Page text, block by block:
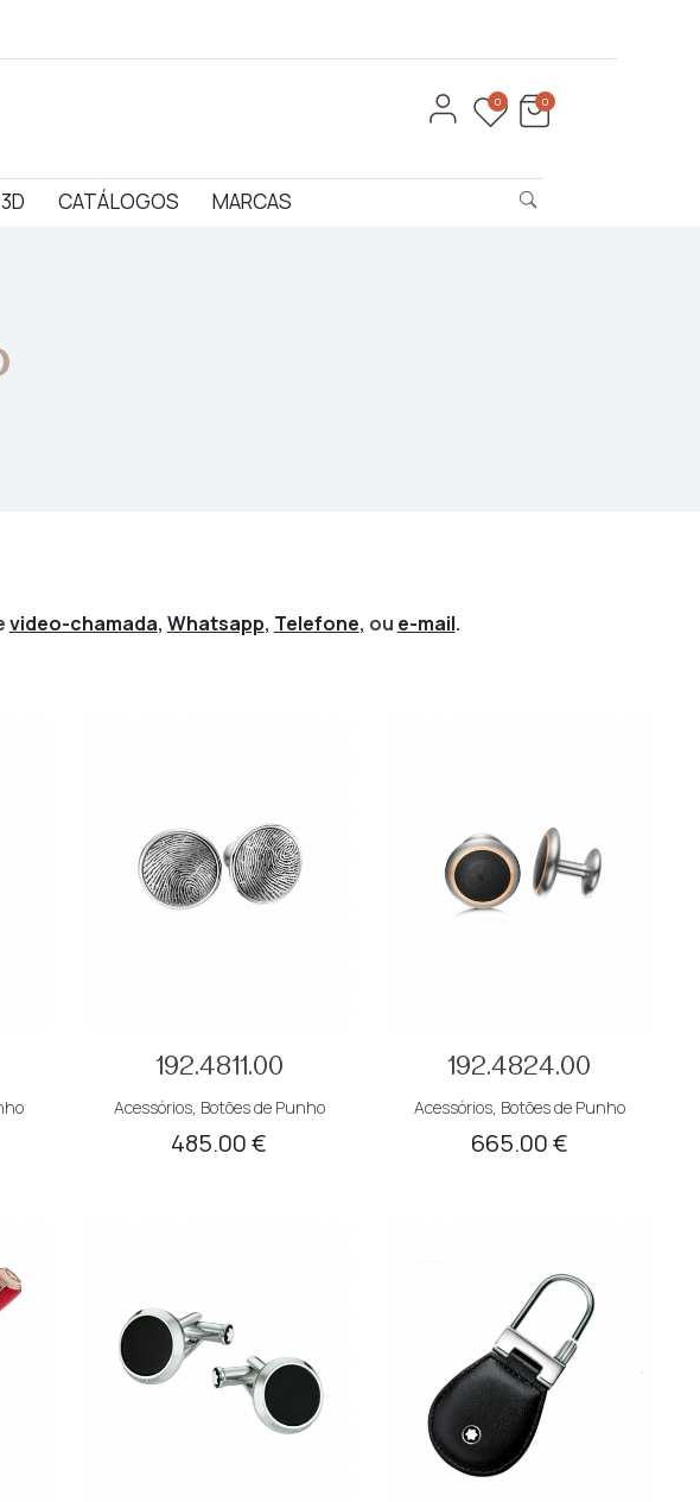
0
0
CATÁLOGOS MARCAS
video-chamada, Whatsapp, Telefone, ou e-mail.
192.4811.00
Acessórios, Botões de Punho
485.00€
192.4824.00
Acessórios, Botões de Punho
665.00€